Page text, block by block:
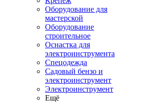
Оборудование для
мастерской
Оборудование
строительное
Оснастка для
электроинструмента
Спецодежда
Садовый бензо и
электроинструмент
Электроинструмент
Ещё